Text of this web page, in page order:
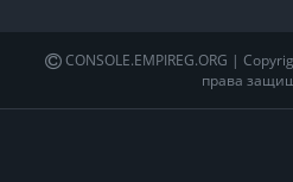
CONSOLE.EMPIREG.ORG |
права